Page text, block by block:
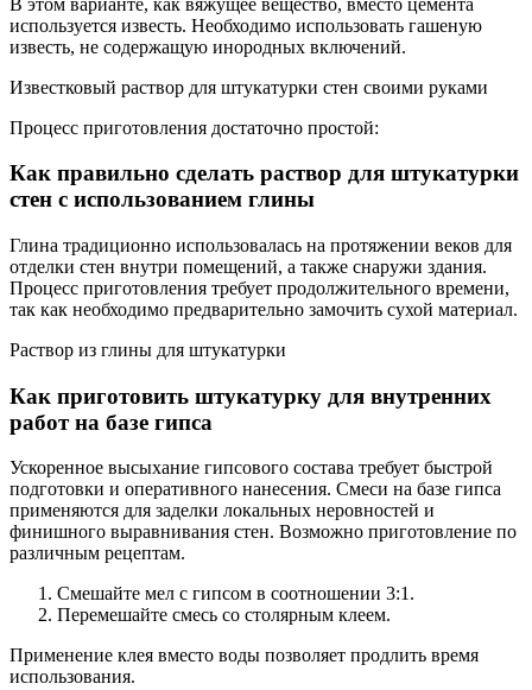
используется известь. Необходимо использовать гашеную
известь, не содержащую инородных включений.
Известковый раствор для штукатурки стен своими руками
Процесс приготовления достаточно простой:
Как правильно сделать раствор для штукатурки
стен с использованием глины
Глина традиционно использовалась на протяжении веков для
отделки стен внутри помещений, а также снаружи здания.
Процесс приготовления требует продолжительного времени,
так как необходимо предварительно замочить сухой материал.
Раствор из глины для штукатурки
Как приготовить штукатурку для внутренних
работ на базе гипса
Ускоренное высыхание гипсового состава требует быстрой
подготовки и оперативного нанесения. Смеси на базе гипса
применяются для заделки локальных неровностей и
финишного выравнивания стен. Возможно приготовление по
различным рецептам.
Смешайте мел с гипсом в соотношении 3:1.
Перемешайте смесь со столярным клеем.
Применение клея вместо воды позволяет продлить время
использования.